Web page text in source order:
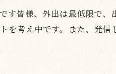
す皆様、外出は最低限で
を考え中です。また、発